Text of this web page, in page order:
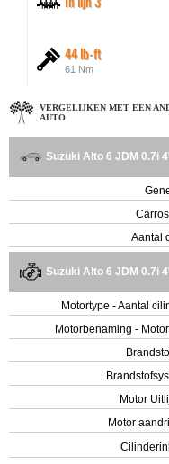
44 lb-ft
61 Nm
VERGELIJKEN MET EEN
AUTO
Suzuki Alto 6 JDM 0.7i
Aantal
Suzuki Alto 6 JDM 0.7i
Motortype - Aantal
Motorbenaming -
Motor
Motor